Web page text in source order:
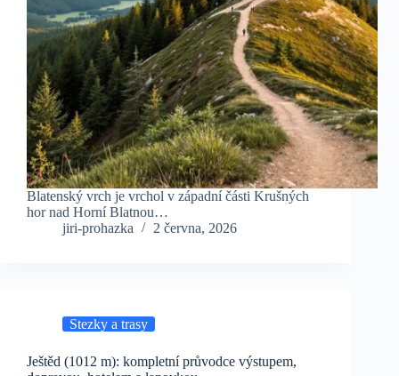
Blatenský vrch je vrchol v západní části Krušných
hor nad Horní Blatnou…
jiri-prohazka
2 června, 2026
Stezky a trasy
Ještěd (1012 m): kompletní průvodce výstupem,